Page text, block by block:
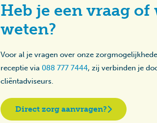
Heb je een vraag
weten?
Voor al je vragen over onze
receptie via 088 777 7444, zij verbinden je
cliëntadviseurs.
Direct zorg aanvragen?